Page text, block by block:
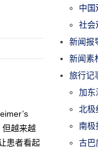
越来越
患者看起
中国
社会
新闻报
新闻素
旅行记
加东
北极
南极
古巴